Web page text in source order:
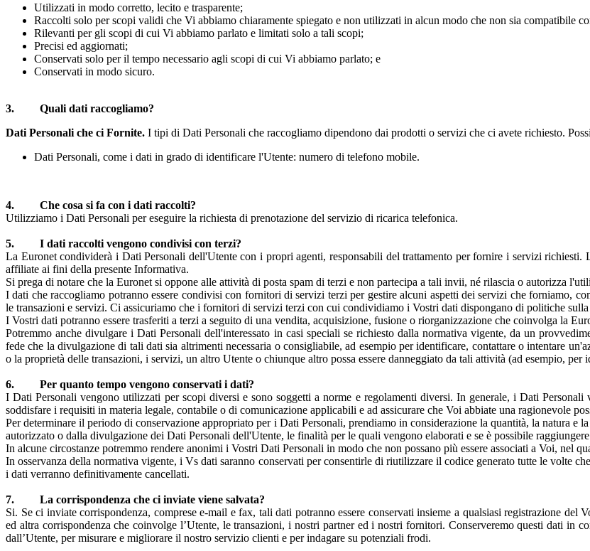
Utilizzati in modo corretto, lecito e trasparente;
Raccolti solo per scopi validi che Vi abbiamo chiaramente spiegato e non utilizzati in alcun modo che non sia compatibile
Rilevanti per gli scopi di cui Vi abbiamo parlato e limitati solo a tali scopi;
Precisi ed aggiornati;
Conservati solo per il tempo necessario agli scopi di cui Vi abbiamo parlato; e
Conservati in modo sicuro.
3. Quali dati raccogliamo?
Dati Personali che ci Fornite. I tipi di Dati Personali che raccogliamo dipendono dai prodotti o servizi che ci avete richiesto.
Dati Personali, come i dati in grado di identificare l'Utente: numero di telefono mobile.
4. Che cosa si fa con i dati raccolti?
Utilizziamo i Dati Personali per eseguire la richiesta di prenotazione del servizio di ricarica telefonica.
5. I dati raccolti vengono condivisi con terzi?
La Euronet condividerà i Dati Personali dell'Utente con i propri agenti, responsabili del trattamento per fornire i servizi
affiliate ai fini della presente Informativa.
Si prega di notare che la Euronet si oppone alle attività di posta spam di terzi e non partecipa a tali invii, né rilascia o autorizza
I dati che raccogliamo potranno essere condivisi con fornitori di servizi terzi per gestire alcuni aspetti dei servizi che forniamo,
le transazioni e servizi. Ci assicuriamo che i fornitori di servizi terzi con cui condividiamo i Vostri dati dispongano di politiche
I Vostri dati potranno essere trasferiti a terzi a seguito di una vendita, acquisizione, fusione o riorganizzazione che coinvolga la
Potremmo anche divulgare i Dati Personali dell'interessato in casi speciali se richiesto dalla normativa vigente, da un
fede che la divulgazione di tali dati sia altrimenti necessaria o consigliabile, ad esempio per identificare, contattare o intentare
o la proprietà delle transazioni, i servizi, un altro Utente o chiunque altro possa essere danneggiato da tali attività (ad esempio,
6. Per quanto tempo vengono conservati i dati?
I Dati Personali vengono utilizzati per scopi diversi e sono soggetti a norme e regolamenti diversi. In generale, i Dati
soddisfare i requisiti in materia legale, contabile o di comunicazione applicabili e ad assicurare che Voi abbiate una ragionevole
Per determinare il periodo di conservazione appropriato per i Dati Personali, prendiamo in considerazione la quantità, la natura
autorizzato o dalla divulgazione dei Dati Personali dell'Utente, le finalità per le quali vengono elaborati e se è possibile
In alcune circostanze potremmo rendere anonimi i Vostri Dati Personali in modo che non possano più essere associati a Voi, nel
In osservanza della normativa vigente, i Vs dati saranno conservati per consentirle di riutilizzare il codice generato tutte le volte
i dati verranno definitivamente cancellati.
7. La corrispondenza che ci inviate viene salvata?
Si. Se ci inviate corrispondenza, comprese e-mail e fax, tali dati potranno essere conservati insieme a qualsiasi registrazione del
ed altra corrispondenza che coinvolge l’Utente, le transazioni, i nostri partner ed i nostri fornitori. Conserveremo questi dati in
dall’Utente, per misurare e migliorare il nostro servizio clienti e per indagare su potenziali frodi.